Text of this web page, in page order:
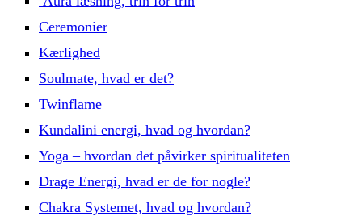
Ceremonier
Kærlighed
Soulmate, hvad er det?
Twinflame
Kundalini energi, hvad og hvordan?
Yoga – hvordan det påvirker spiritualiteten
Drage Energi, hvad er de for nogle?
Chakra Systemet, hvad og hvordan?